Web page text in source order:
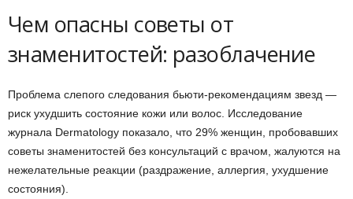
Чем опасны советы от
знаменитостей: разоблачение
Проблема слепого следования бьюти-рекомендациям звезд —
риск ухудшить состояние кожи или волос. Исследование
журнала Dermatology показало, что 29% женщин, пробовавших
советы знаменитостей без консультаций с врачом, жалуются на
нежелательные реакции (раздражение, аллергия, ухудшение
состояния).